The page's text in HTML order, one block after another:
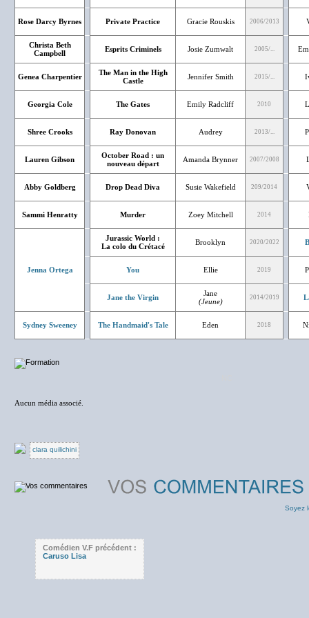
Rose Darcy Byrnes Private Practice Gracie Rouskis 2006/2013
Christa Beth
Campbell
Esprits Criminels Josie Zumwalt 2005/...
Genea Charpentier
The Man in the High
Castle
Jennifer Smith 2015/...
Georgia Cole The Gates Emily Radcliff 2010
Shree Crooks Ray Donovan Audrey 2013/...
Lauren Gibson
October Road : un
nouveau départ
Amanda Brynner 2007/2008
Abby Goldberg Drop Dead Diva Susie Wakefield 209/2014
Sammi Henratty Murder Zoey Mitchell 2014
Jenna Ortega
Jurassic World :
La colo du Crétacé
Brooklyn 2020/2022
You Ellie 2019
Jane the Virgin
Jane
(Jeune)
2014/2019
Sydney Sweeney The Handmaid's Tale Eden 2018
Aucun média associé.
clara quilichini
Soyez
Comédien V.F précédent :
Caruso Lisa